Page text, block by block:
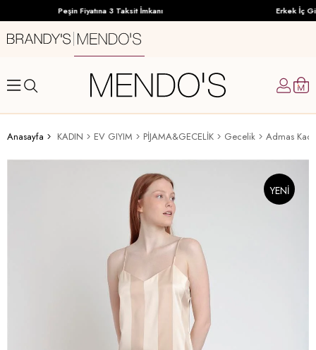
Peşin Fiyatına 3 Taksit İmkanı Erkek İç
Anasayfa KADIN EV GIYIM PİJAMA&GECELİK Gecelik Admas
YENI